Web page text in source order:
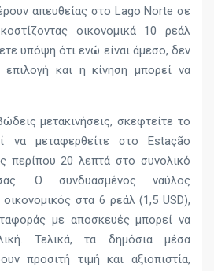
απευθείας στο Lago Norte σε
οικονομικά 10 ρεάλ
υπόψη ότι ενώ είναι άμεσο, δεν
επιλογή και η κίνηση μπορεί να
μετακινήσεις, σκεφτείτε το
να μεταφερθείτε στο Estação
περίπου 20 λεπτά στο συνολικό
Ο συνδυασμένος ναύλος
οικονομικός στα 6 ρεάλ (1,5 USD),
με αποσκευές μπορεί να
Τελικά, τα δημόσια μέσα
προσιτή τιμή και αξιοπιστία,